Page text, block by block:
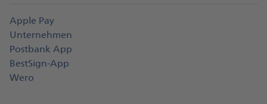
Apple Pay
Unternehmen
Postbank App
BestSign-App
Wero